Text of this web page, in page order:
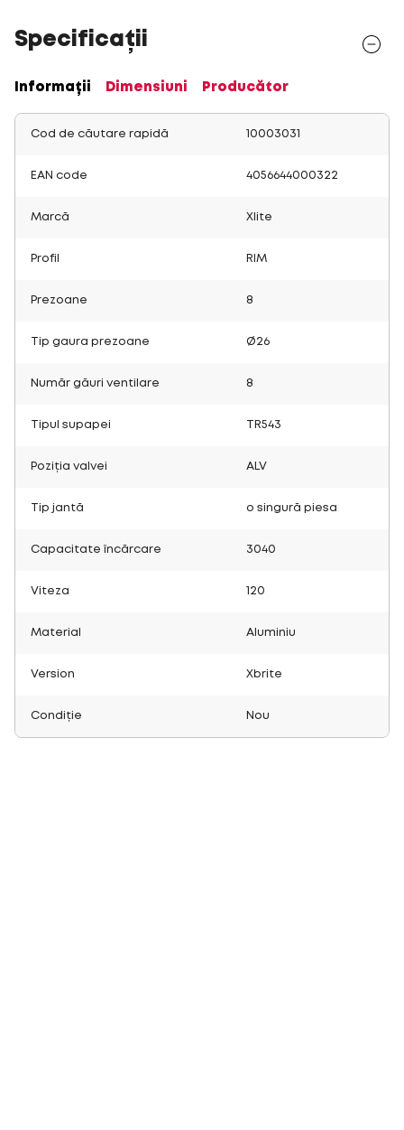
Specificații
Informații Dimensiuni Producător
Cod de căutare rapidă 10003031
EAN code 4056644000322
Marcă Xlite
Profil RIM
Prezoane 8
Tip gaura prezoane Ø26
Număr găuri ventilare 8
Tipul supapei TR543
Poziția valvei ALV
Tip jantă o singură piesa
Capacitate încărcare 3040
Viteza 120
Material Aluminiu
Version Xbrite
Condiție Nou